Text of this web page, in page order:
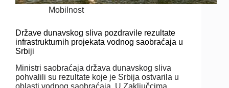
Mobilnost
Države dunavskog sliva pozdravile rezultate
infrastrukturnih projekata vodnog saobraćaja u
Srbiji
Ministri saobraćaja država dunavskog sliva
pohvalili su rezultate koje je Srbija ostvarila u
oblasti vodnog saobraćaja. U Zaključcima